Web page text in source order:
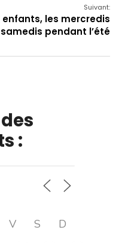
Suivant:
enfants, les mercredis
pendant l’été
:
V S D